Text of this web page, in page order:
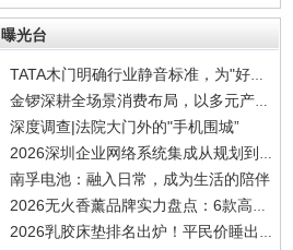
曝光台
TATA木门明确行业静音标准，为"好房子”划定安
金锣深耕全场景消费布局，以多元产品矩阵覆盖
深度调查|法院大门外的"手机围城”
2026深圳企业网络系统集成从规划到实施到运维
南孚电池：融入日常，成为生活的陪伴
2026无火香薰品牌实力盘点：6款高质感居家香氛
2026乳胶床垫排名出炉！平民价睡出顶配安眠